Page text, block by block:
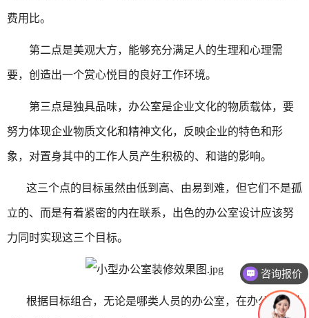
费用比。
第二点是美观大方，能够充分满足人的生理和心理需
要，创造出一个赏心悦目的良好工作环境。
第三点是独具品味，办公室是企业文化的物质载体，要
努力体现企业物质文化和精神文化，反映企业的特色和形
象，对置身其中的工作人员产生积极的、和谐的影响。
这三个点的目标虽然由低到高、由易到难，但它们不是孤
立的、而是有着紧密的内在联系，出色的办公室设计应该努
力同时实现这三个目标。
根据目标组合，无论是哪类人员的办公室，在办公室设计
咨询报价